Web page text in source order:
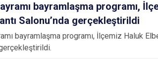
bayramlaşma programı,
Salonu’nda gerçekleştirildi
bayramlaşma programı, İlçemiz Haluk